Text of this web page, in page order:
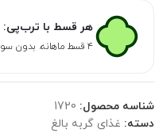
هر قسط با ترب‌پی:
۴ قسط ماهانه. بدون سود، چک و ضامن.
شناسه محصول: 1720
دسته: غذای گربه بالغ